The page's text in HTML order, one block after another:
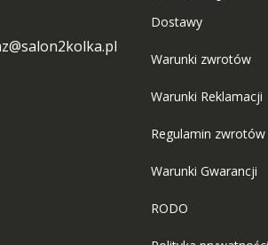
Dostawy
Warunki zwrotów
Warunki Reklamacji
Regulamin zwrotów
Warunki Gwarancji
RODO